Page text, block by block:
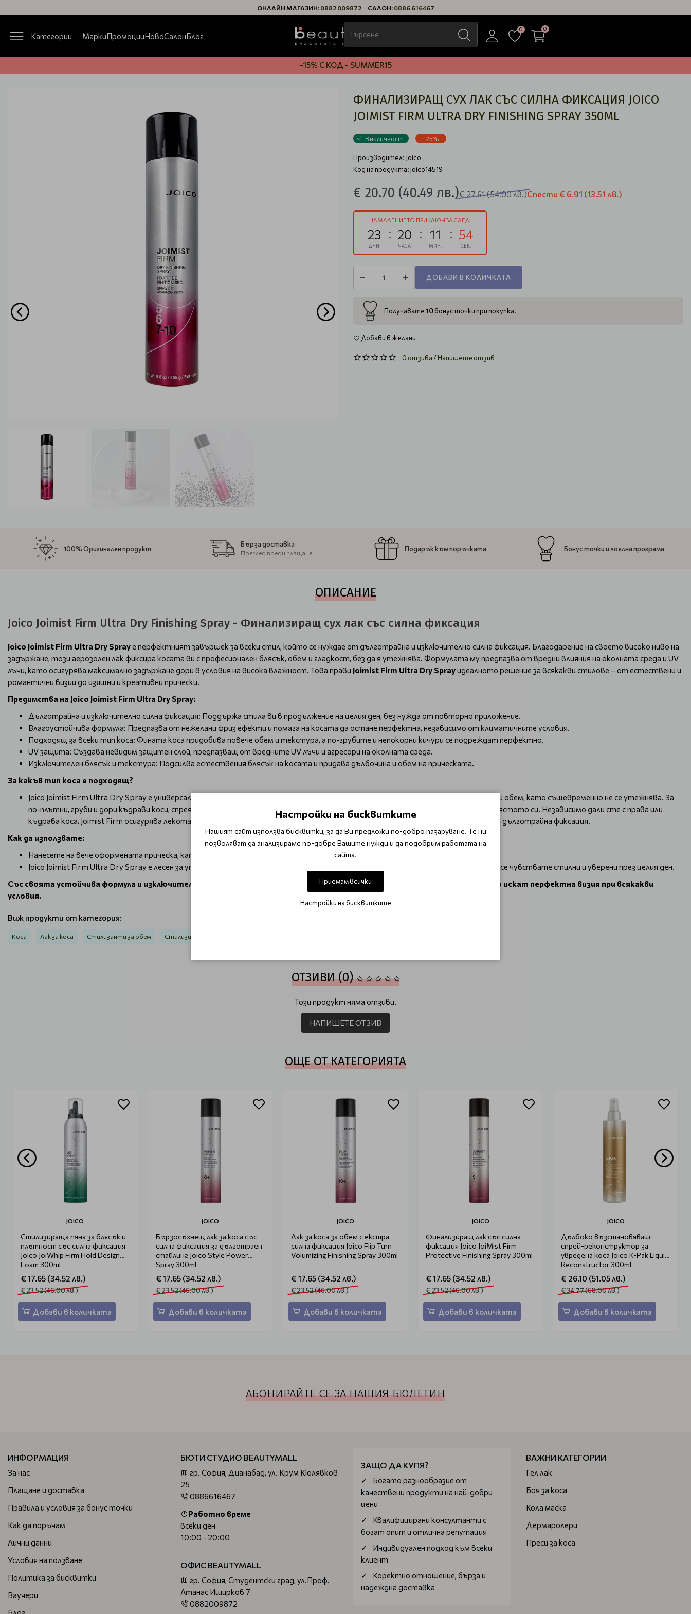
ОНЛАЙН МАГАЗИН: 0882 009872 САЛОН: 0886 616467
Категории МаркиПромоцииНовоСалонБлог
0 0
-15% С КОД - SUMMER15
ФИНАЛИЗИРАЩ СУХ ЛАК СЪС СИЛНА ФИКСАЦИЯ JOICO
JOIMIST FIRM ULTRA DRY FINISHING SPRAY 350ML
В наличност -25%
Производител: Joico
Код на продукта: joico14519
€ 20.70 (40.49 лв.)€ 27.61(54.00 лв.)Спести € 6.91 (13.51 лв.)
НАМАЛЕНИЕТО ПРИКЛЮЧВА СЛЕД:
23
ДНИ
20
ЧАСА
11
МИН.
53
СЕК.
ДОБАВИ В КОЛИЧКАТА
Получавате10бонус точки при покупка.
Добави в желани
0 отзива/Напишете отзив
100% Оригинален продукт
Бърза доставка
Преглед преди плащане
Подарък към поръчката Бонус точки и лоялна програма
ОПИСАНИЕ
Joico Joimist Firm Ultra Dry Finishing Spray - Финализиращ сух лак със силна фиксация
Joico Joimist Firm Ultra Dry Sprayе перфектният завършек за всеки стил, който се нуждае от дълготрайна и изключително силна фиксация. Благодарение на своето високо ниво на
задържане, този аерозолен лак фиксира косата ви с професионален блясък, обем и гладкост, без да я утежнява. Формулата му предпазва от вредни влияния на околната среда и UV
лъчи, като осигурява максимално задържане дори в условия на висока влажност. Това прави Joimist Firm Ultra Dry Sprayидеалното решение за всякакви стилове – от естествени и
романтични визии до изящни и креативни прически.
Предимства на Joico Joimist Firm Ultra Dry Spray:
Дълготрайна и изключително силна фиксация: Поддържа стила ви в продължение на целия ден, без нужда от повторно приложение.
Влагоустойчива формула: Предпазва от нежелани фриз ефекти и помага на косата да остане перфектна, независимо от климатичните условия.
Подходящ за всеки тип коса: Фината коса придобива повече обем и текстура, а по-грубите и непокорни кичури се подреждат перфектно.
UV защита: Създава невидим защитен слой, предпазващ от вредните UV лъчи и агресори на околната среда.
Изключителен блясък и текстура: Подсилва естествения блясък на косата и придава дълбочина и обем на прическата.
За какъв тип коса е подходящ?
Joico Joimist Firm Ultra Dry Spray е универсален, предназначен за всеки тип коса. Финият косъм придобива по-голяма плътност и обем, като същевременно не се утежнява. За
по-плътни, груби и дори къдрави коси, спреят помага да се постигне пълно подчинение на стила, поддържайки всеки кичур на мястото си. Независимо дали сте с права или
къдрава коса, Joimist Firm осигурява лекота и свобода на движенията на косата, като същевременно гарантира стабилност и дълготрайна фиксация.
Как да използвате:
Нанесете на вече оформената прическа, като впръскате спрея от разстояние 20-30 см за оптимален ефект.
Joico Joimist Firm Ultra Dry Spray е лесен за употреба, не слепва косата и оставя нежно копринено усещане, което ще ви кара да се чувствате стилни и уверени през целия ден.
Със своята устойчива формула и изключителна защита, Joico Joimist Firm Ultra Dry Spray е идеалният избор за тези, които искат перфектна визия при всякакви
условия.
Виж продукти от категория:
Коса Лак за коса Стилизанти за обем Стилизиране и блясък / Style & Finish
ОТЗИВИ (0)
Този продукт няма отзиви.
НАПИШЕТЕ ОТЗИВ
ОЩЕ ОТ КАТЕГОРИЯТА
JOICO
Стилизираща пяна за блясък и
плътност със силна фиксация
Joico JoiWhip Firm Hold Design
Foam 300ml
€ 17.65 (34.52 лв.)
€ 23.52 (46.00 лв.)
Добави в количката
JOICO
Бързосъхнещ лак за коса със
силна фиксация за дълготраен
стайлинг Joico Style Power
Spray 300ml
€ 17.65 (34.52 лв.)
€ 23.52 (46.00 лв.)
Добави в количката
JOICO
Лак за коса за обем с екстра
силна фиксация Joico Flip Turn
Volumizing Finishing Spray 300ml
€ 17.65 (34.52 лв.)
€ 23.52 (46.00 лв.)
Добави в количката
JOICO
Финализиращ лак със силна
фиксация Joico JoiMist Firm
Protective Finishing Spray 300ml
€ 17.65 (34.52 лв.)
€ 23.52 (46.00 лв.)
Добави в количката
JOICO
Дълбоко възстановяващ
спрей-реконструктор за
увредена коса Joico K-Pak Liquid
Reconstructor 300ml
€ 26.10 (51.05 лв.)
€ 34.77 (68.00 лв.)
Добави в количката
АБОНИРАЙТЕ СЕ ЗА НАШИЯ БЮЛЕТИН
ИНФОРМАЦИЯ
За нас
Плащане и доставка
Правила и условия за бонус точки
Как да поръчам
Лични данни
Условия на ползване
Политика за бисквитки
Ваучери
БЮТИ СТУДИО BEAUTYMALL
гр. София, Дианабад, ул. Крум Кюлявков
25
0886616467
Работно време
всеки ден
10:00 - 20:00
ОФИС BEAUTYMALL
гр. София, Студентски град, ул.Проф.
Атанас Иширков 7
0882009872
ЗАЩО ДА КУПЯ?
Богатo разнообразие от
качествени продукти на най-добри
цени
Квалифицирани консултанти с
богат опит и отлична репутация
Индивидуален подход към всеки
клиент
Коректно отношение, бърза и
надеждна доставка
ВАЖНИ КАТЕГОРИИ
Гел лак
Боя за коса
Кола маска
Дермаролери
Преси за коса
Настройки на бисквитките
Нашият сайт използва бисквитки, за да Ви предложи по-добро пазаруване. Те ни
позволяват да анализираме по-добре Вашите нужди и да подобрим работата на
сайта.
Приемам всички
Настройки на бисквитките